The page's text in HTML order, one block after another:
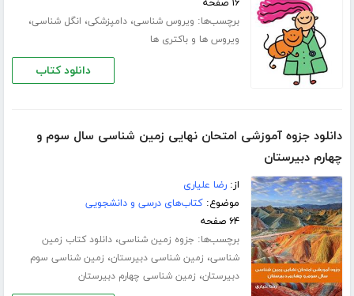
۱۶ صفحه
برچسب‌ها: ویروس شناسی،دامپزشکی، انگل شناسی،
ویروس ها و باکتری ها
دانلود کتاب
دانلود جزوه آموزشی امتحان نهایی زمین شناسی سال سوم و
چهارم دبیرستان
از:رضا علیاری
موضوع:کتاب‌های درسی و دانشجویی
۶۴ صفحه
برچسب‌ها: جزوه زمین شناسی،دانلود کتاب زمین
شناسی، زمین شناسی دبیرستان، زمین شناسی سوم
دبیرستان، زمین شناسی چهارم دبیرستان